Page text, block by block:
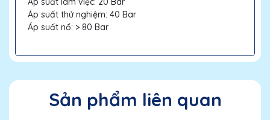
Áp suất thử nghiệm: 40 Bar
Áp suất nổ: > 80 Bar
Sản phẩm liên quan